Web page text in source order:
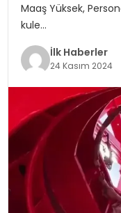
TEKNOLOJI
YAŞAM
Maaş Yüksek,
kule…
İlk Haberler
24 Kasım 2024